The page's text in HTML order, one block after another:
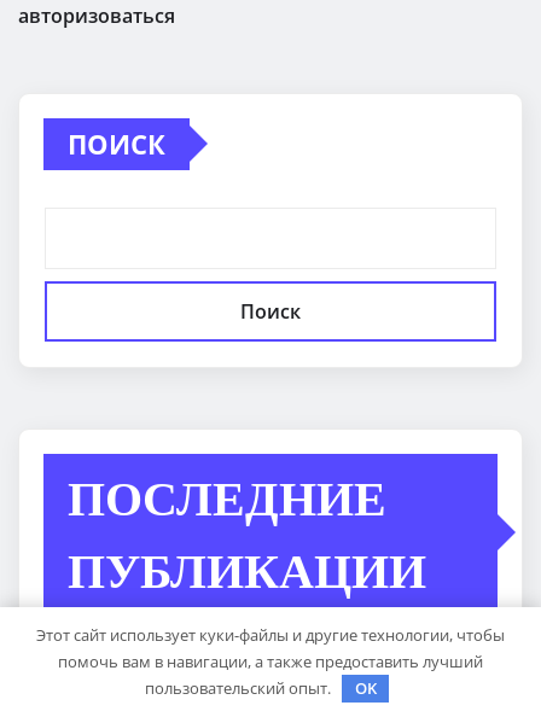
авторизоваться
ПОИСК
Поиск
ПОСЛЕДНИЕ
ПУБЛИКАЦИИ
Опоры для дорожных знаков: виды столбов и
стоек, материалы и нормативные требования
Этот сайт использует куки-файлы и другие технологии, чтобы
помочь вам в навигации, а также предоставить лучший
пользовательский опыт.
OK